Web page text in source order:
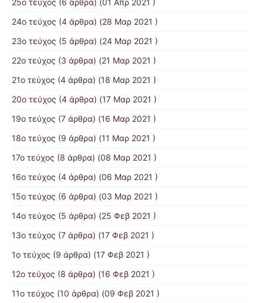
25ο τεύχος (6 άρθρα) (01 Απρ 2021 )
24ο τεύχος (4 άρθρα) (28 Μαρ 2021 )
23ο τεύχος (5 άρθρα) (24 Μαρ 2021 )
22ο τεύχος (3 άρθρα) (21 Μαρ 2021 )
21ο τεύχος (4 άρθρα) (18 Μαρ 2021 )
20ο τεύχος (4 άρθρα) (17 Μαρ 2021 )
19ο τεύχος (7 άρθρα) (16 Μαρ 2021 )
18ο τεύχος (9 άρθρα) (11 Μαρ 2021 )
17ο τεύχος (8 άρθρα) (08 Μαρ 2021 )
16ο τεύχος (4 άρθρα) (06 Μαρ 2021 )
15ο τεύχος (6 άρθρα) (03 Μαρ 2021 )
14ο τεύχος (5 άρθρα) (25 Φεβ 2021 )
13ο τεύχος (7 άρθρα) (17 Φεβ 2021 )
1ο τεύχος (9 άρθρα) (17 Φεβ 2021 )
12ο τεύχος (8 άρθρα) (16 Φεβ 2021 )
11ο τεύχος (10 άρθρα) (09 Φεβ 2021 )